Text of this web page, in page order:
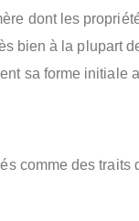
dont les
bien à la plupart
sa forme initiale
comme des traits